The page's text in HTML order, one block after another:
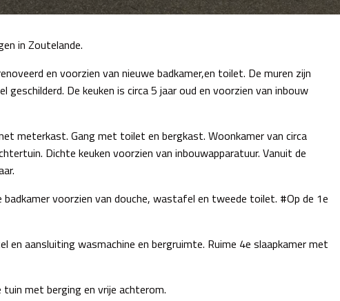
in Zoutelande.
en voorzien van nieuwe badkamer,en toilet. De muren zijn
geschilderd. De keuken is circa 5 jaar oud en voorzien van inbouw
meterkast. Gang met toilet en bergkast. Woonkamer van circa
Dichte keuken voorzien van inbouwapparatuur. Vanuit de
voorzien van douche, wastafel en tweede toilet. #Op de 1e
en aansluiting wasmachine en bergruimte. Ruime 4e slaapkamer met
met berging en vrije achterom.